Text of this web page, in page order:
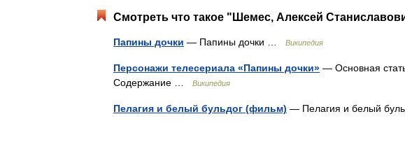
Смотреть что такое "Шемес, Алексей
Папины дочки — Папины дочки … Википедия
Персонажи телесериала «Папины дочки» — Основная
Содержание …
Википедия
Пелагия и белый бульдог (фильм) — Пелагия и белый